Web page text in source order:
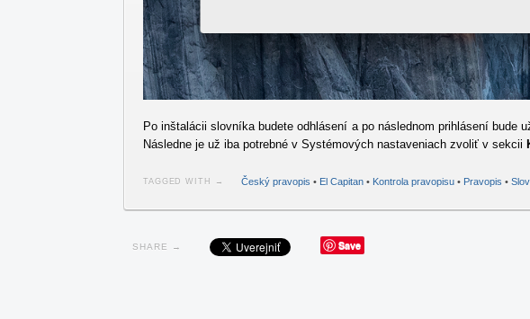
Po inštalácii slovníka budete odhlásení a po následnom prihlásení bude
Následne je už iba potrebné v Systémových nastaveniach zvoliť v sekcii
TAGGED WITH → Český pravopis • El Capitan• Kontrola pravopisu• Pravopis •
SHARE → Save